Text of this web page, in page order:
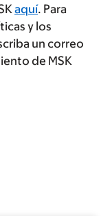
aquí. Para
y los
un correo
de MSK